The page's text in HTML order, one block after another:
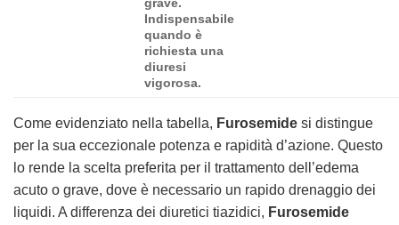
Indispensabile
quando è
richiesta una
diuresi
vigorosa.
Come evidenziato nella tabella, Furosemide si distingue
per la sua eccezionale potenza e rapidità d’azione. Questo
lo rende la scelta preferita per il trattamento dell’edema
acuto o grave, dove è necessario un rapido drenaggio dei
liquidi. A differenza dei diuretici tiazidici, Furosemide